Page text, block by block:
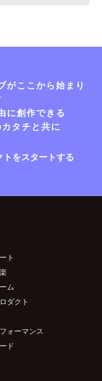
がここから始まり
に創作できる
タチと共に
をスタートする
ト
ム
ダクト
ォーマンス
ド